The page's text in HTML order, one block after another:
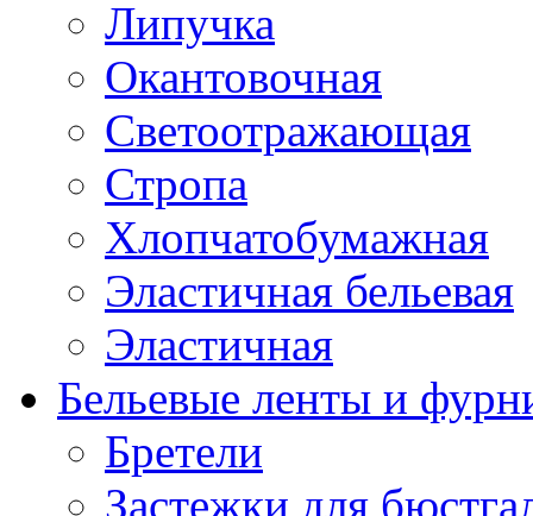
Липучка
Окантовочная
Светоотражающая
Стропа
Хлопчатобумажная
Эластичная бельевая
Эластичная
Бельевые ленты и
Бретели
Застежки для